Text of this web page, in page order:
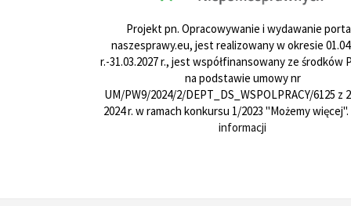
Projekt pn. Opracowywanie i wydawanie
naszesprawy.eu, jest realizowany w okresie
r.-31.03.2027 r., jest współfinansowany ze środków
na podstawie umowy nr
UM/PW9/2024/2/DEPT_DS_WSPOLPRACY/6125 z
2024 r. w ramach konkursu 1/2023 "Możemy więcej".
informacji